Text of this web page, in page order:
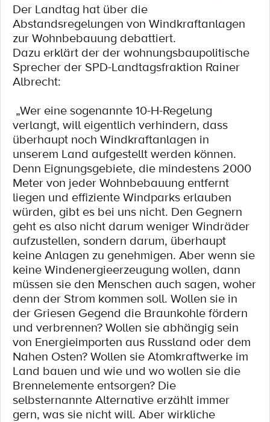
Der Landtag hat über die
Abstandsregelungen von Windkraftanlagen
zur Wohnbebauung debattiert.
Dazu erklärt der der wohnungsbaupolitische
Sprecher der SPD-Landtagsfraktion Rainer
Albrecht:
„Wer eine sogenannte 10-H-Regelung
verlangt, will eigentlich verhindern, dass
überhaupt noch Windkraftanlagen in
unserem Land aufgestellt werden können.
Denn Eignungsgebiete, die mindestens 2000
Meter von jeder Wohnbebauung entfernt
liegen und effiziente Windparks erlauben
würden, gibt es bei uns nicht. Den Gegnern
geht es also nicht darum weniger Windräder
aufzustellen, sondern darum, überhaupt
keine Anlagen zu genehmigen. Aber wenn sie
keine Windenergieerzeugung wollen, dann
müssen sie den Menschen auch sagen, woher
denn der Strom kommen soll. Wollen sie in
der Griesen Gegend die Braunkohle fördern
und verbrennen? Wollen sie abhängig sein
von Energieimporten aus Russland oder dem
Nahen Osten? Wollen sie Atomkraftwerke im
Land bauen und wie und wo wollen sie die
Brennelemente entsorgen? Die
selbsternannte Alternative erzählt immer
gern, was sie nicht will. Aber wirkliche